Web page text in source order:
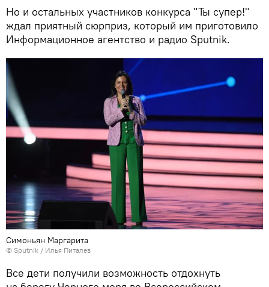
Но и остальных участников конкурса "Ты супер!"
ждал приятный сюрприз, который им приготовило
Информационное агентство и радио Sputnik.
Симоньян Маргарита
© Sputnik / Илья Питалев
Все дети получили возможность отдохнуть